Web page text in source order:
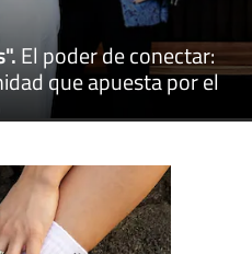
.El poder de conectar:
que apuesta por el